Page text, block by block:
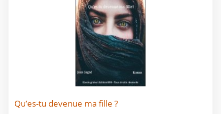
Qu’es-tu devenue ma fille ?